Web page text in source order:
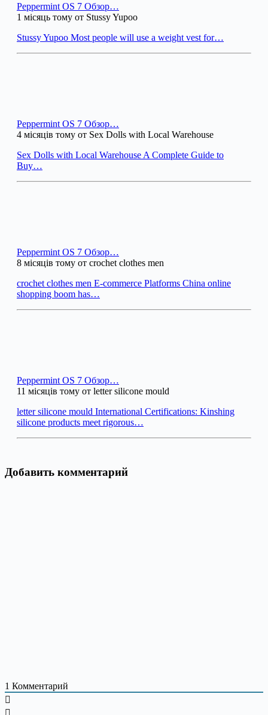
Peppermint OS 7 Обзор…
1 місяць тому от Stussy Yupoo
Stussy Yupoo Most people will use a weight vest for…
Peppermint OS 7 Обзор…
4 місяців тому от Sex Dolls with Local Warehouse
Sex Dolls with Local Warehouse A Complete Guide to
Buy…
Peppermint OS 7 Обзор…
8 місяців тому от crochet clothes men
crochet clothes men E-commerce Platforms China online
shopping boom has…
Peppermint OS 7 Обзор…
11 місяців тому от letter silicone mould
letter silicone mould International Certifications: Kinshing
silicone products meet rigorous…
Добавить комментарий
1 Комментарий